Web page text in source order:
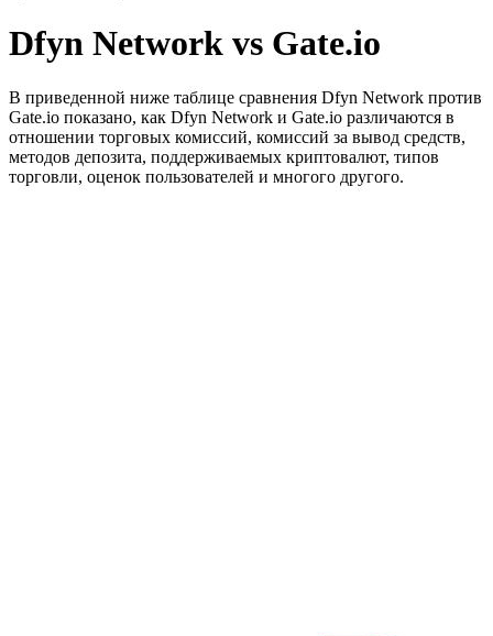
Dfyn Network vs Gate.io
В приведенной ниже таблице сравнения Dfyn Network против
Gate.io показано, как Dfyn Network и Gate.io различаются в
отношении торговых комиссий, комиссий за вывод средств,
методов депозита, поддерживаемых криптовалют, типов
торговли, оценок пользователей и многого другого.